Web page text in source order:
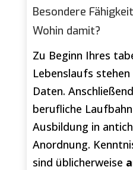
Besondere
Wohin damit?
Zu Beginn Ihres
Lebenslaufs
Daten.
berufliche
Ausbildung in
Anordnung.
sind üblicherweise